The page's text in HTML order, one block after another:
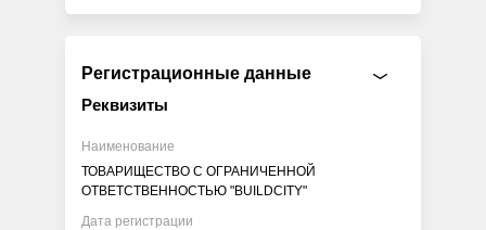
Регистрационные данные
Реквизиты
Наименование
ТОВАРИЩЕСТВО С ОГРАНИЧЕННОЙ
ОТВЕТСТВЕННОСТЬЮ "BUILDCITY"
Дата регистрации